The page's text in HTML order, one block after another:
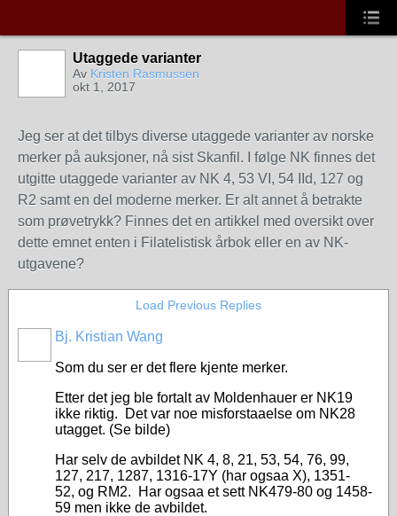
Utaggede varianter
Av Kristen Rasmussen
okt 1, 2017
Jeg ser at det tilbys diverse utaggede varianter av norske
merker på auksjoner, nå sist Skanfil. I følge NK finnes det
utgitte utaggede varianter av NK 4, 53 VI, 54 IId, 127 og
R2 samt en del moderne merker. Er alt annet å betrakte
som prøvetrykk? Finnes det en artikkel med oversikt over
dette emnet enten i Filatelistisk årbok eller en av NK-
utgavene?
Load Previous Replies
Bj. Kristian Wang
Som du ser er det flere kjente merker.
Etter det jeg ble fortalt av Moldenhauer er NK19
ikke riktig. Det var noe misforstaaelse om NK28
utagget. (Se bilde)
Har selv de avbildet NK 4, 8, 21, 53, 54, 76, 99,
127, 217, 1287, 1316-17Y (har ogsaa X), 1351-
52, og RM2. Har ogsaa et sett NK479-80 og 1458-
59 men ikke de avbildet.